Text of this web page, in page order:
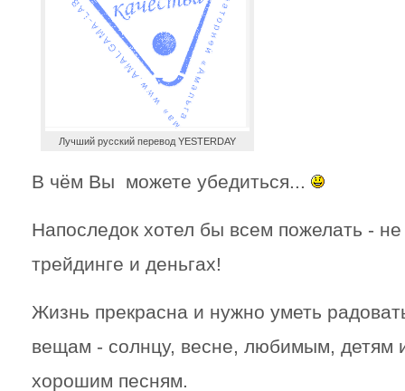
Лучший русский перевод YESTERDAY
В чём Вы можете убедиться...
Напоследок хотел бы всем пожелать -
трейдинге и деньгах!
Жизнь прекрасна и нужно уметь
вещам - солнцу, весне, любимым, детям
хорошим песням.